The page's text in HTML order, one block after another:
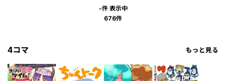
-件 表示中
676件
4コマ もっと見る